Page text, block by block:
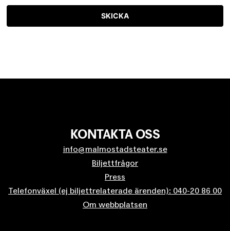
SKICKA
KONTAKTA OSS
info@malmostadsteater.se
Biljettfrågor
Press
Telefonväxel (ej biljettrelaterade ärenden): 040-20 86 00
Om webbplatsen